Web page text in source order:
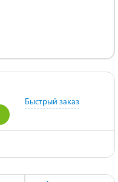
Быстрый заказ